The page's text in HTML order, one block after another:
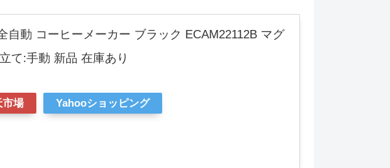
自動 コーヒーメーカー ブラック ECAM22112B マグ
て:手動 新品 在庫あり
市場 Yahooショッピング